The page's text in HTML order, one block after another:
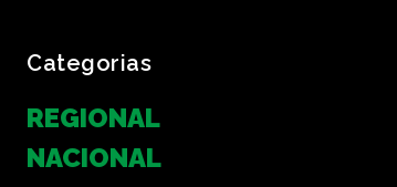
Categorias
REGIONAL
NACIONAL